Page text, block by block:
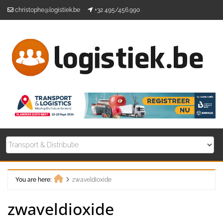
christophe@logistiek.be +32 495/456.990
You are here:
zwaveldioxide
zwaveldioxide